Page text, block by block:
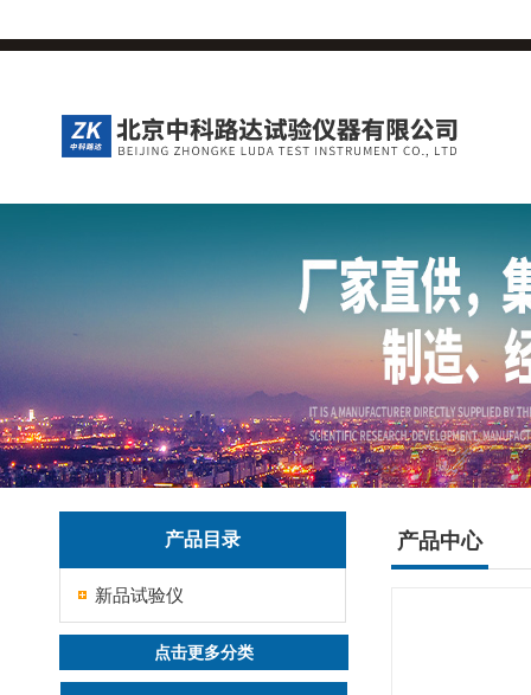
产品目录
新品试验仪
点击更多分类
产品中心